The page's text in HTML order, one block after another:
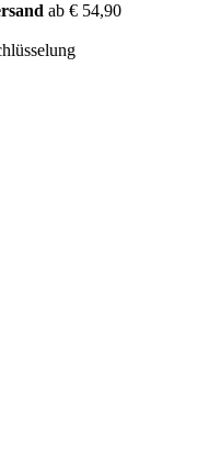
ab € 54,90